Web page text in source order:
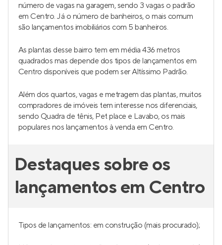
número de vagas na garagem, sendo 3 vagas o padrão
em Centro. Já o número de banheiros, o mais comum
são lançamentos imobiliários com 5 banheiros.
As plantas desse bairro tem em média 436 metros
quadrados mas depende dos tipos de lançamentos em
Centro disponíveis que podem ser Altíssimo Padrão.
Além dos quartos, vagas e metragem das plantas, muitos
compradores de imóveis tem interesse nos diferenciais,
sendo Quadra de tênis, Pet place e Lavabo, os mais
populares nos lançamentos à venda em Centro.
Destaques sobre os
lançamentos em Centro
Tipos de lançamentos: em construção (mais procurado);